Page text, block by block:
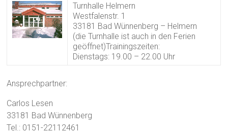
Turnhalle Helmern
Westfalenstr. 1
33181 Bad Wünnenberg – Helmern
(die Turnhalle ist auch in den Ferien
geöffnet)Trainingszeiten:
Dienstags: 19.00 – 22.00 Uhr
Ansprechpartner:
Carlos Lesen
33181 Bad Wünnenberg
Tel.: 0151-22112461